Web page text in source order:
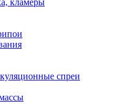
кламеры
спреи